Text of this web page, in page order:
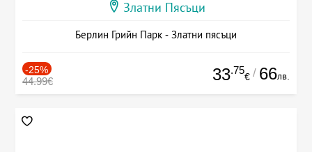
Златни Пясъци
Берлин Грийн Парк - Златни пясъци
-25%
44.99€ 33.75
€ / 66лв.